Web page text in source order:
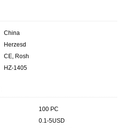
China
Herzesd
CE, Rosh
HZ-1405
100 PC
0.1-5USD